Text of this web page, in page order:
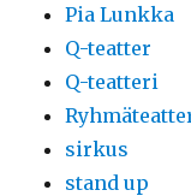
Pia Lunkka
Q-teatter
Q-teatteri
sirkus
stand up